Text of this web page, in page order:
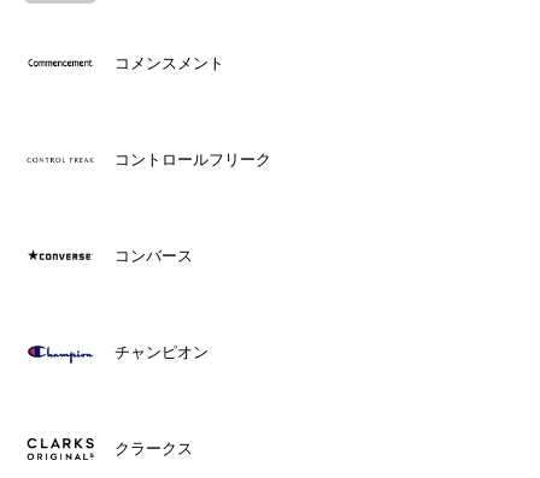
コメンスメント
コントロールフリーク
コンバース
チャンピオン
クラークス